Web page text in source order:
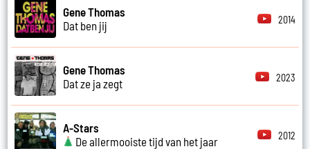
Gene Thomas
Dat ben jij
2014
Gene Thomas
Dat ze ja zegt
2023
A-Stars
De allermooiste tijd van het jaar
2012